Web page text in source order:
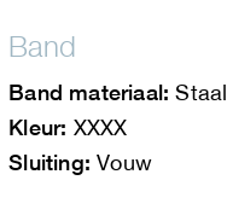
Band
Band materiaal: Staal
Kleur: XXXX
Sluiting: Vouw